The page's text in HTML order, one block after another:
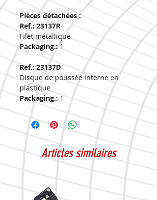
Pièces détachées :
Ref.: 23137R
Filet métallique
Packaging.:1
Ref.: 23137D
Disque de poussée interne en
plastique
Packaging.: 1
Articles similaires